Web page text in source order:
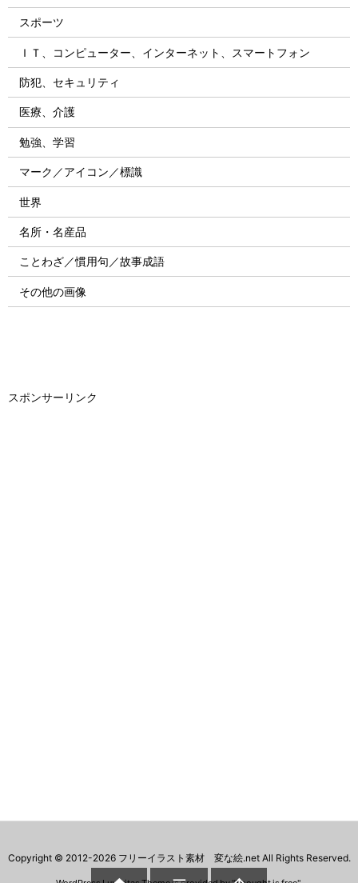
スポーツ
ＩＴ、コンピューター、インターネット、スマートフォン
防犯、セキュリティ
医療、介護
勉強、学習
マーク／アイコン／標識
世界
名所・名産品
ことわざ／慣用句／故事成語
その他の画像
スポンサーリンク
Copyright © 2012-2026 フリーイラスト素材 変な絵.netAll Rights Reserved.